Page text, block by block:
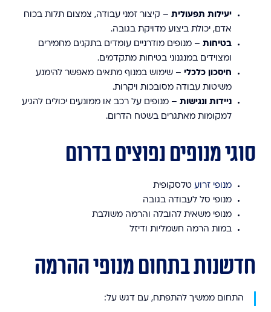
יעילות תפעולית – קיצור זמני עבודה, צמצום תלות בכוח
אדם, יכולת ביצוע מדויקת בגובה.
בטיחות – מנופים מודרניים עומדים בתקנים מחמירים
ומצוידים במנגנוני בטיחות מתקדמים.
חיסכון כלכלי – שימוש במנוף מתאים מאפשר להימנע
משיטות עבודה מסובכות ויקרות.
ניידות ונגישות – מנופים על רכב או ממונעים יכולים להגיע
למקומות מאתגרים בשטח הדרום.
סוגי מנופים נפוצים בדרום
מנופי זרוע טלסקופית
מנופי סל לעבודה בגובה
מנופי משאית להובלה והרמה משולבת
במות הרמה חשמליות ודיזל
חדשנות בתחום מנופי ההרמה
התחום ממשיך להתפתח, עם דגש על: